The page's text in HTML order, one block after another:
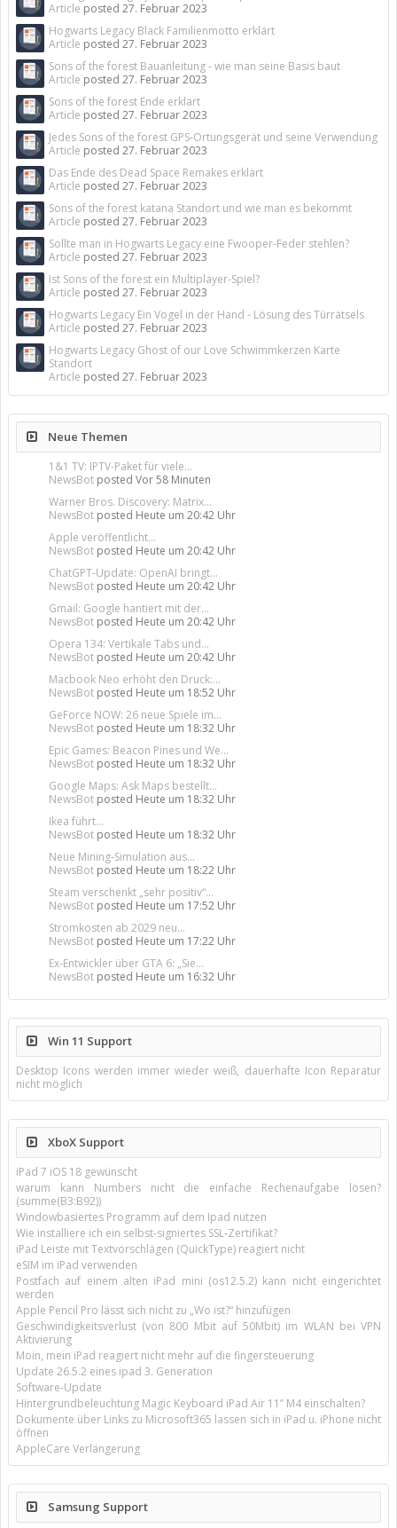
Article posted 27. Februar 2023
Hogwarts Legacy Black Familienmotto erklärt
Article posted 27. Februar 2023
Sons of the forest Bauanleitung - wie man seine Basis baut
Article posted 27. Februar 2023
Sons of the forest Ende erklärt
Article posted 27. Februar 2023
Jedes Sons of the forest GPS-Ortungsgerät und seine Verwendung
Article posted 27. Februar 2023
Das Ende des Dead Space Remakes erklärt
Article posted 27. Februar 2023
Sons of the forest katana Standort und wie man es bekommt
Article posted 27. Februar 2023
Sollte man in Hogwarts Legacy eine Fwooper-Feder stehlen?
Article posted 27. Februar 2023
Ist Sons of the forest ein Multiplayer-Spiel?
Article posted 27. Februar 2023
Hogwarts Legacy Ein Vogel in der Hand - Lösung des Türrätsels
Article posted 27. Februar 2023
Hogwarts Legacy Ghost of our Love Schwimmkerzen Karte
Standort
Article posted 27. Februar 2023
Neue Themen
1&1 TV: IPTV-Paket für viele...
NewsBot posted Vor 58 Minuten
Warner Bros. Discovery: Matrix...
NewsBot posted Heute um 20:42 Uhr
Apple veröffentlicht...
NewsBot posted Heute um 20:42 Uhr
ChatGPT-Update: OpenAI bringt...
NewsBot posted Heute um 20:42 Uhr
Gmail: Google hantiert mit der...
NewsBot posted Heute um 20:42 Uhr
Opera 134: Vertikale Tabs und...
NewsBot posted Heute um 20:42 Uhr
Macbook Neo erhöht den Druck:...
NewsBot posted Heute um 18:52 Uhr
GeForce NOW: 26 neue Spiele im...
NewsBot posted Heute um 18:32 Uhr
Epic Games: Beacon Pines und We...
NewsBot posted Heute um 18:32 Uhr
Google Maps: Ask Maps bestellt...
NewsBot posted Heute um 18:32 Uhr
Ikea führt...
NewsBot posted Heute um 18:32 Uhr
Neue Mining-Simulation aus...
NewsBot posted Heute um 18:22 Uhr
Steam verschenkt „sehr positiv“...
NewsBot posted Heute um 17:52 Uhr
Stromkosten ab 2029 neu...
NewsBot posted Heute um 17:22 Uhr
Ex-Entwickler über GTA 6: „Sie...
NewsBot posted Heute um 16:32 Uhr
Win 11 Support
Desktop Icons werden immer wieder weiß, dauerhafte Icon Reparatur
nicht möglich
XboX Support
iPad 7 iOS 18 gewünscht
warum kann Numbers nicht die einfache Rechenaufgabe lösen?
(summe(B3:B92))
Windowbasiertes Programm auf dem Ipad nutzen
Wie installiere ich ein selbst-signiertes SSL-Zertifikat?
iPad Leiste mit Textvorschlägen (QuickType) reagiert nicht
eSIM im iPad verwenden
Postfach auf einem alten iPad mini (os12.5.2) kann nicht eingerichtet
werden
Apple Pencil Pro lässt sich nicht zu „Wo ist?“ hinzufügen
Geschwindigkeitsverlust (von 800 Mbit auf 50Mbit) im WLAN bei VPN
Aktivierung
Moin, mein iPad reagiert nicht mehr auf die fingersteuerung
Update 26.5.2 eines ipad 3. Generation
Software-Update
Hintergrundbeleuchtung Magic Keyboard iPad Air 11’’ M4 einschalten?
Dokumente über Links zu Microsoft365 lassen sich in iPad u. iPhone nicht
öffnen
AppleCare Verlängerung
Samsung Support